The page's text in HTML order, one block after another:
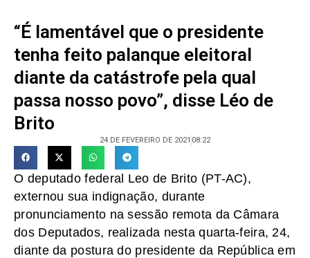
“É lamentável que o presidente
tenha feito palanque eleitoral
diante da catástrofe pela qual
passa nosso povo”, disse Léo de
Brito
24 DE FEVEREIRO DE 2021 08:22
O deputado federal Leo de Brito (PT-AC),
externou sua indignação, durante
pronunciamento na sessão remota da Câmara
dos Deputados, realizada nesta quarta-feira, 24,
diante da postura do presidente da República em